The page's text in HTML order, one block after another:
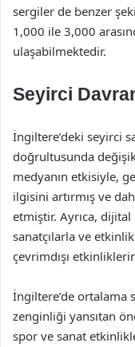
sergiler de benzer
1,000 ile 3,000
ulaşabilmektedir.
Seyirci
İngiltere’deki seyirci
doğrultusunda
medyanın etkisiyle,
ilgisini artırmış ve
etmiştir. Ayrıca, dijital
sanatçılarla ve
çevrimdışı
İngiltere’de ortalama
zenginliği yansıtan
spor ve sanat